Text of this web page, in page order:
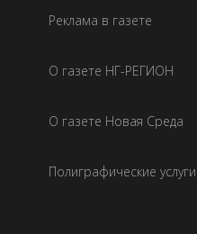
Реклама в газете
О газете НГ-РЕГИОН
О газете Новая Среда
Полиграфические услуги